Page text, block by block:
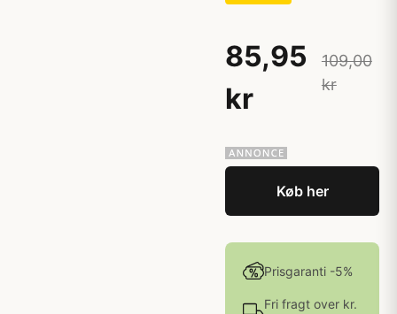
85,95
kr
109,00
kr
Køb her
Prisgaranti -5%
Fri fragt over kr.